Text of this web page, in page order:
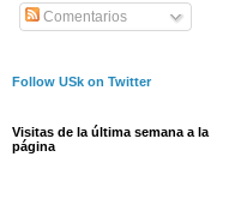
Comentarios
Follow USk on Twitter
Visitas de la última semana a la
página